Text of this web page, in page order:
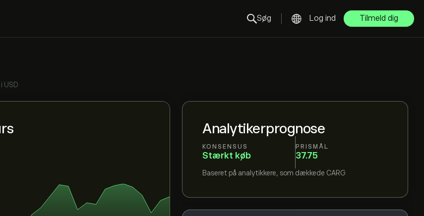
Søg Log ind Tilmeld dig
i USD
Analytikerprognose
KONSENSUS
Stærkt køb
PRISMÅL
37.75
Baseret på analytikkere, som dækkede CARG